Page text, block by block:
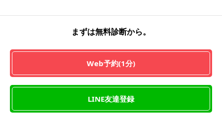
まずは無料診断から。
Web予約(1分)
LINE友達登録